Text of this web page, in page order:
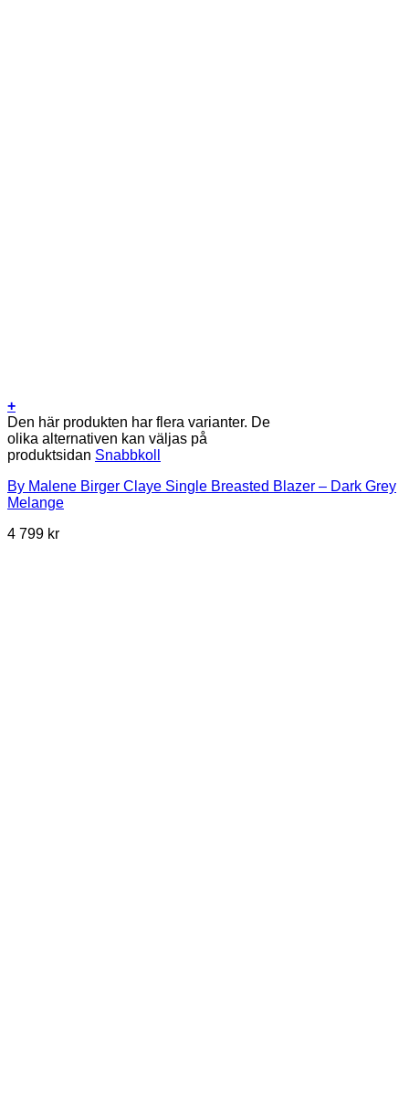
+
Den här produkten har flera varianter. De
olika alternativen kan väljas på
produktsidan Snabbkoll
By Malene Birger Claye Single Breasted Blazer – Dark Grey
Melange
4 799 kr